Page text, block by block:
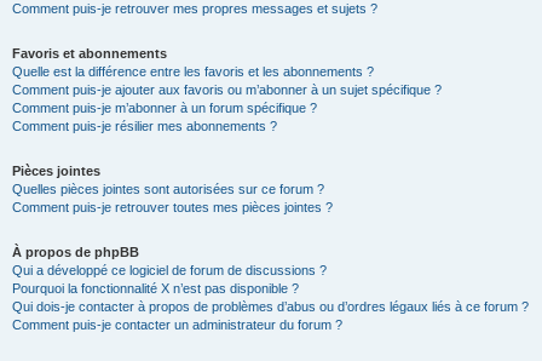
Comment puis-je retrouver mes propres messages et sujets ?
Favoris et abonnements
Quelle est la différence entre les favoris et les abonnements ?
Comment puis-je ajouter aux favoris ou m’abonner à un sujet spécifique ?
Comment puis-je m’abonner à un forum spécifique ?
Comment puis-je résilier mes abonnements ?
Pièces jointes
Quelles pièces jointes sont autorisées sur ce forum ?
Comment puis-je retrouver toutes mes pièces jointes ?
À propos de phpBB
Qui a développé ce logiciel de forum de discussions ?
Pourquoi la fonctionnalité X n’est pas disponible ?
Qui dois-je contacter à propos de problèmes d’abus ou d’ordres légaux liés à ce forum ?
Comment puis-je contacter un administrateur du forum ?